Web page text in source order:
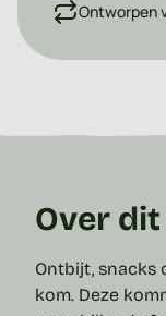
Ontworpen
Over
Ontbijt, snacks
kom. Deze